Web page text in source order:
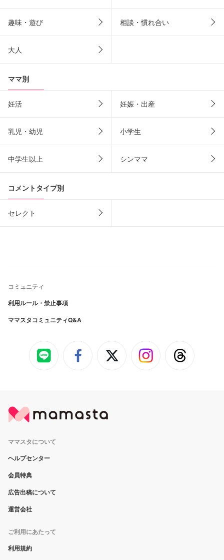
趣味・遊び 相談・慣れ合い
大人
ママ別
妊活 妊娠・出産
乳児・幼児 小学生
中学生以上 シンママ
コメントタイプ別
セレクト
コミュニティ
利用ルール・禁止事項
ママスタコミュニティQ&A
ママスタについて
ヘルプセンター
会員特典
広告出稿について
運営会社
ご利用にあたって
利用規約